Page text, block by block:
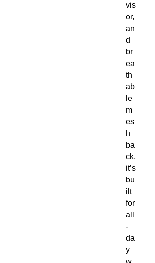
vis
or,
an
d
br
ea
th
ab
le
m
es
h
ba
ck,
it’s
bu
ilt
for
all
-
da
y
w